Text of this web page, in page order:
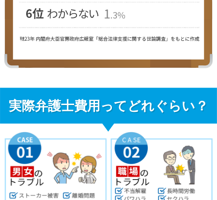
実際弁護士費用ってどれぐらい？